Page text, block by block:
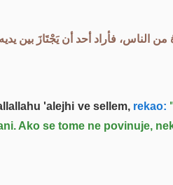
فأراد أحد أن يَجْتَازَ بين
'alejhi ve sellem,rekao:
Ako se tome ne povinuje,